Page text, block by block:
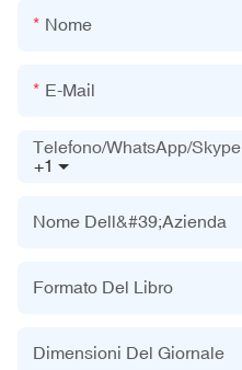
Nome
E-Mail
+1
Telefono/WhatsApp/Skype
Nome Dell&#39;azienda
Formato Del Libro
Dimensioni Del Giornale